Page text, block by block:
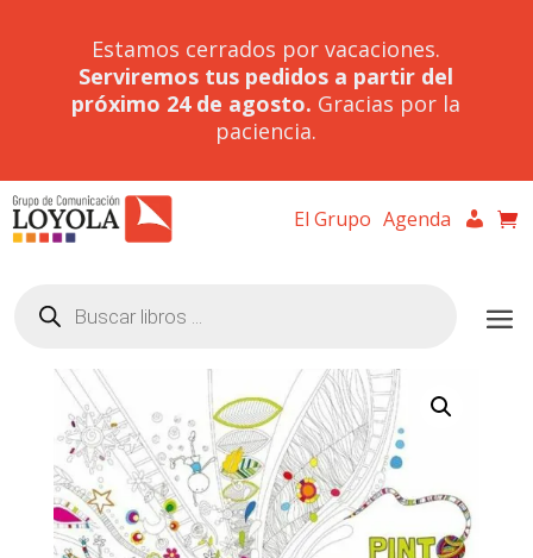
Estamos cerrados por vacaciones.
Serviremos tus pedidos a partir del
próximo 24 de agosto. Gracias por la
paciencia.
El Grupo Agenda
productos